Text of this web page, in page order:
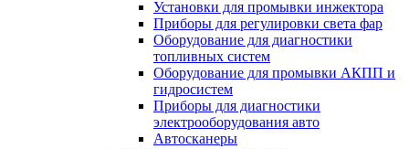
Установки для промывки инжектора
Приборы для регулировки света фар
Оборудование для диагностики
топливных систем
Оборудование для промывки АКПП и
гидросистем
Приборы для диагностики
электрооборудования авто
Автосканеры